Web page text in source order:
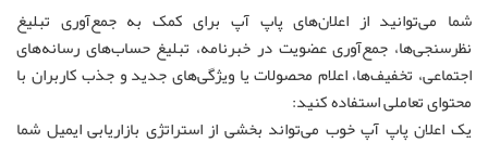
شما می‌توانید از اعلان‌های پاپ آپ برای کمک به جمع‌آوری تبلیغ
نظرسنجی‌ها، جمع‌آوری عضویت در خبرنامه، تبلیغ حساب‌های رسانه‌های
اجتماعی، تخفیف‌ها، اعلام محصولات یا ویژگی‌های جدید و جذب کاربران با
محتوای تعاملی استفاده کنید:
یک اعلان پاپ آپ خوب می‌تواند بخشی از استراتژی بازاریابی ایمیل شما